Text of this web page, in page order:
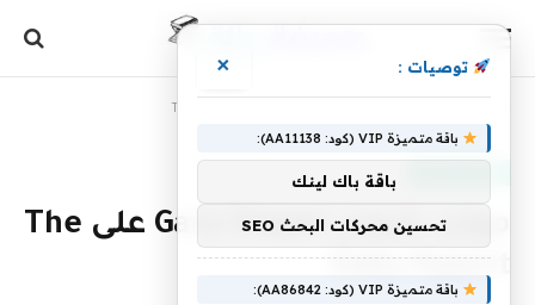
موارد شعار Gary Stager على The
Daily Papert
توصيات : ×
باقة متميزة VIP (كود: AA11138):
باقة باك لينك
تحسين محركات البحث SEO
باقة متميزة VIP (كود: AA86842):